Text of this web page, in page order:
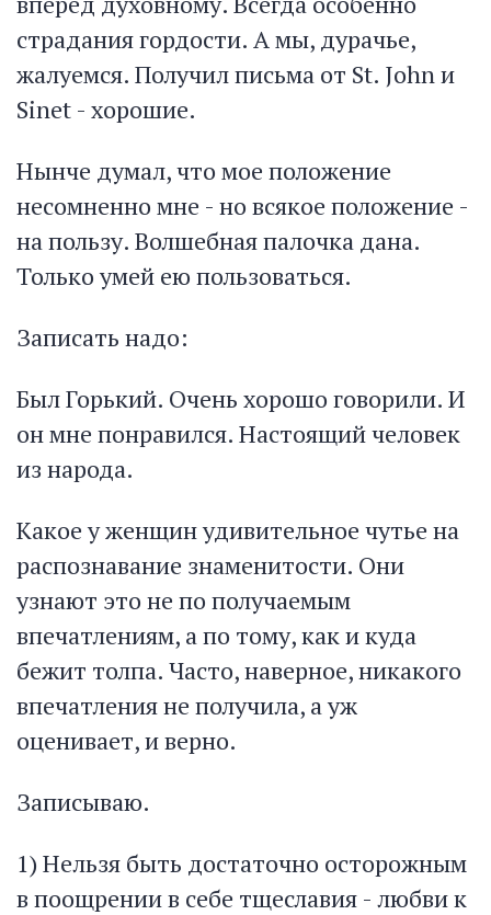
страдания гордости. А мы, дурачье,
жалуемся. Получил письма от St. John и
Sinet - хорошие.
Нынче думал, что мое положение
несомненно мне - но всякое положение -
на пользу. Волшебная палочка дана.
Только умей ею пользоваться.
Записать надо:
Был Горький. Очень хорошо говорили. И
он мне понравился. Настоящий человек
из народа.
Какое у женщин удивительное чутье на
распознавание знаменитости. Они
узнают это не по получаемым
впечатлениям, а по тому, как и куда
бежит толпа. Часто, наверное, никакого
впечатления не получила, а уж
оценивает, и верно.
Записываю.
1) Нельзя быть достаточно осторожным
в поощрении в себе тщеславия - любви к